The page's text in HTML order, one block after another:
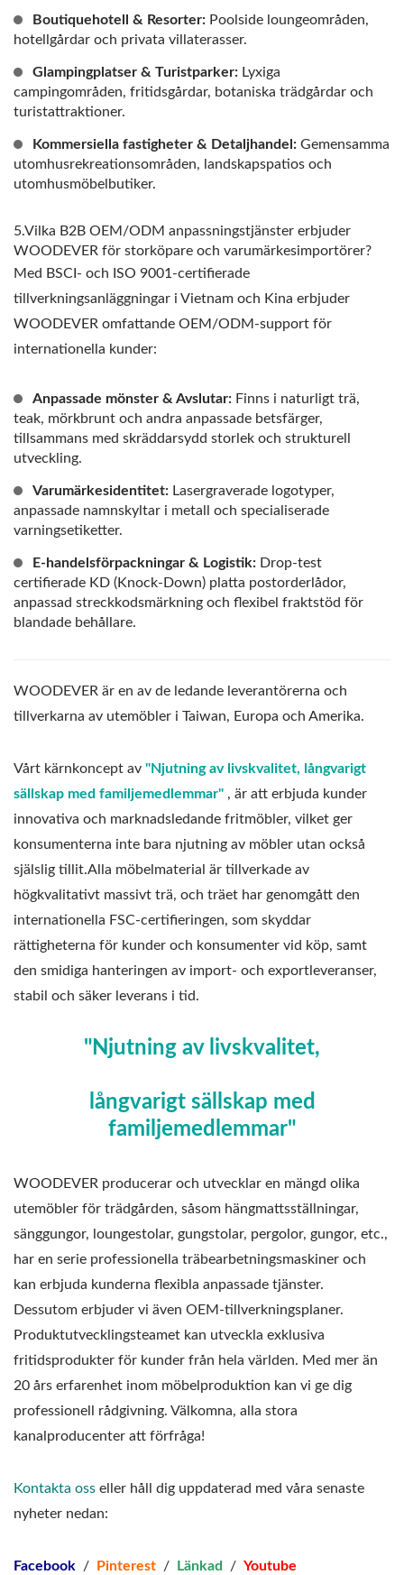
Boutiquehotell & Resorter: Poolside loungeområden,
hotellgårdar och privata villaterasser.
Glampingplatser & Turistparker: Lyxiga
campingområden, fritidsgårdar, botaniska trädgårdar och
turistattraktioner.
Kommersiella fastigheter & Detaljhandel: Gemensamma
utomhusrekreationsområden, landskapspatios och
utomhusmöbelbutiker.
5.Vilka B2B OEM/ODM anpassningstjänster erbjuder
WOODEVER för storköpare och varumärkesimportörer?
Med BSCI- och ISO 9001-certifierade
tillverkningsanläggningar i Vietnam och Kina erbjuder
WOODEVER omfattande OEM/ODM-support för
internationella kunder:
Anpassade mönster & Avslutar: Finns i naturligt trä,
teak, mörkbrunt och andra anpassade betsfärger,
tillsammans med skräddarsydd storlek och strukturell
utveckling.
Varumärkesidentitet: Lasergraverade logotyper,
anpassade namnskyltar i metall och specialiserade
varningsetiketter.
E-handelsförpackningar & Logistik: Drop-test
certifierade KD (Knock-Down) platta postorderlådor,
anpassad streckkodsmärkning och flexibel fraktstöd för
blandade behållare.
WOODEVER är en av de ledande leverantörerna och
tillverkarna av utemöbler i Taiwan, Europa och Amerika.
Vårt kärnkoncept av "Njutning av livskvalitet, långvarigt
sällskap med familjemedlemmar" , är att erbjuda kunder
innovativa och marknadsledande fritmöbler, vilket ger
konsumenterna inte bara njutning av möbler utan också
själslig tillit.Alla möbelmaterial är tillverkade av
högkvalitativt massivt trä, och träet har genomgått den
internationella FSC-certifieringen, som skyddar
rättigheterna för kunder och konsumenter vid köp, samt
den smidiga hanteringen av import- och exportleveranser,
stabil och säker leverans i tid.
"Njutning av livskvalitet,
långvarigt sällskap med
familjemedlemmar"
WOODEVER producerar och utvecklar en mängd olika
utemöbler för trädgården, såsom hängmattsställningar,
sänggungor, loungestolar, gungstolar, pergolor, gungor, etc.,
har en serie professionella träbearbetningsmaskiner och
kan erbjuda kunderna flexibla anpassade tjänster.
Dessutom erbjuder vi även OEM-tillverkningsplaner.
Produktutvecklingsteamet kan utveckla exklusiva
fritidsprodukter för kunder från hela världen. Med mer än
20 års erfarenhet inom möbelproduktion kan vi ge dig
professionell rådgivning. Välkomna, alla stora
kanalproducenter att förfråga!
Kontakta oss eller håll dig uppdaterad med våra senaste
nyheter nedan:
Facebook / Pinterest / Länkad / Youtube